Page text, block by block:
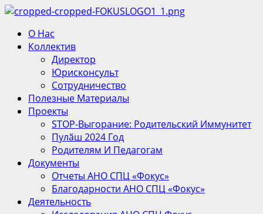
Перейти
содержимому
Основное
меню
О Нас
Коллектив
Директор
Юрисконсульт
Сотрудничество
Полезные Материалы
Проекты
STOP-Выгорание: Родительский Иммунитет
Пулӑш 2024 Год
Родителям И Педагогам
Документы
Отчеты АНО СПЦ «Фокус»
Благодарности АНО СПЦ «Фокус»
Деятельность